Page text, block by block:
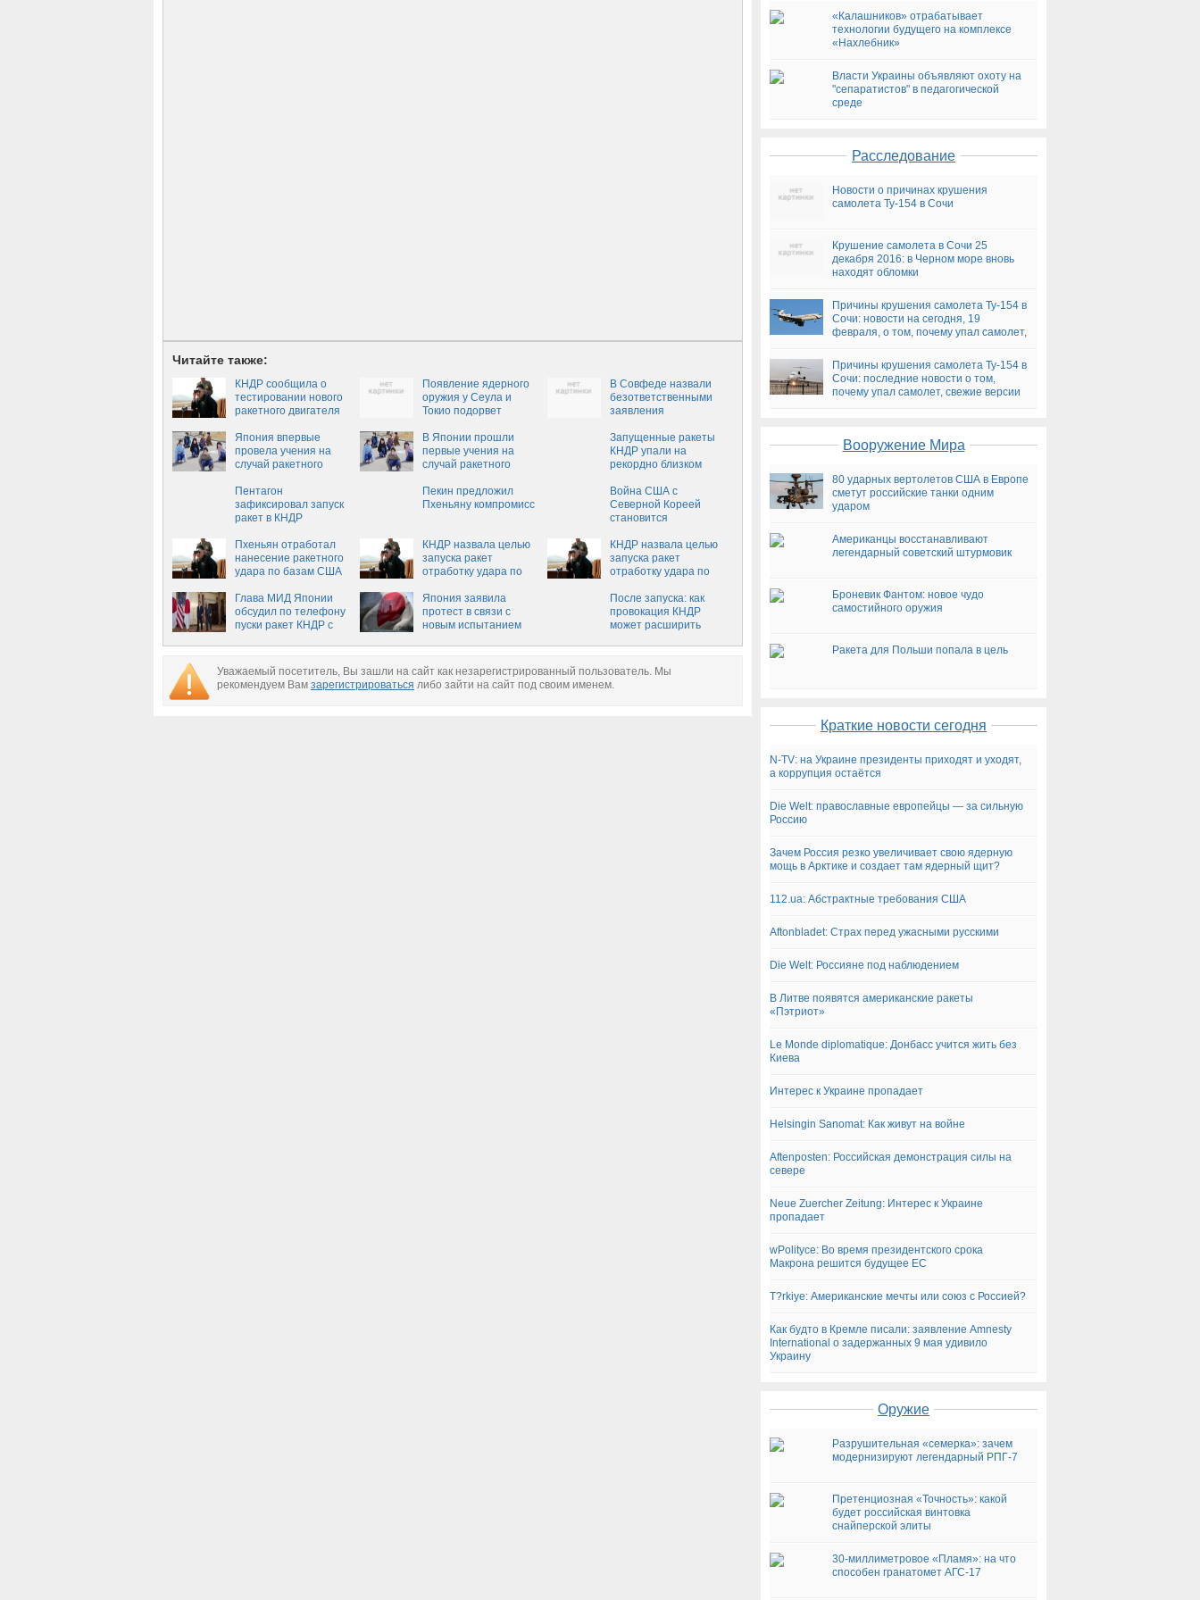
Читайте также:
КНДР сообщила о
тестировании нового
ракетного двигателя
Появление ядерного
оружия у Сеула и
Токио подорвет
Новиков
В Совфеде назвали
безответственными
заявления
ядерному оружию
Япония впервые
провела учения на
случай ракетного
В Японии прошли
первые учения на
случай ракетного
Запущенные ракеты
КНДР упали на
рекордно близком
Пентагон
зафиксировал запуск
ракет в КНДР
Пекин предложил
Пхеньяну компромисс
Война США с
Северной Кореей
становится
Пхеньян отработал
нанесение ракетного
удара по базам США
КНДР назвала целью
запуска ракет
отработку удара по
КНДР назвала целью
запуска ракет
отработку удара по
Глава МИД Японии
обсудил по телефону
пуски ракет КНДР с
Япония заявила
протест в связи с
новым испытанием
После запуска: как
провокация КНДР
может расширить
Уважаемый посетитель, Вы зашли на сайт как незарегистрированный пользователь. Мы
рекомендуем Вам зарегистрироваться либо зайти на сайт под своим именем.
«Калашников» отрабатывает
технологии будущего на комплексе
«Нахлебник»
Власти Украины объявляют охоту на
"сепаратистов" в педагогической
среде
Расследование
Новости о причинах крушения
самолета Ту-154 в Сочи
Крушение самолета в Сочи 25
декабря 2016: в Черном море вновь
находят обломки
Причины крушения самолета Ту-154 в
Сочи: новости на сегодня, 19
февраля, о том, почему упал самолет,
Причины крушения самолета Ту-154 в
Сочи: последние новости о том,
почему упал самолет, свежие версии
Вооружение Мира
80 ударных вертолетов США в Европе
сметут российские танки одним
ударом
Американцы восстанавливают
легендарный советский штурмовик
Броневик Фантом: новое чудо
самостийного оружия
Ракета для Польши попала в цель
Краткие новости сегодня
N-TV: на Украине президенты приходят и уходят,
а коррупция остаётся
Die Welt: православные европейцы — за сильную
Россию
Зачем Россия резко увеличивает свою ядерную
мощь в Арктике и создает там ядерный щит?
112.ua: Абстрактные требования США
Aftonbladet: Страх перед ужасными русскими
Die Welt: Россияне под наблюдением
В Литве появятся американские ракеты
«Пэтриот»
Le Monde diplomatique: Донбасс учится жить без
Киева
Интерес к Украине пропадает
Helsingin Sanomat: Как живут на войне
Aftenposten: Российская демонстрация силы на
севере
Neue Zuercher Zeitung: Интерес к Украине
пропадает
wPolityce: Во время президентского срока
Макрона решится будущее ЕС
T?rkiye: Американские мечты или союз с Россией?
Как будто в Кремле писали: заявление Amnesty
International о задержанных 9 мая удивило
Украину
Оружие
Разрушительная «семерка»: зачем
модернизируют легендарный РПГ-7
Претенциозная «Точность»: какой
будет российская винтовка
снайперской элиты
30-миллиметровое «Пламя»: на что
способен гранатомет АГС-17